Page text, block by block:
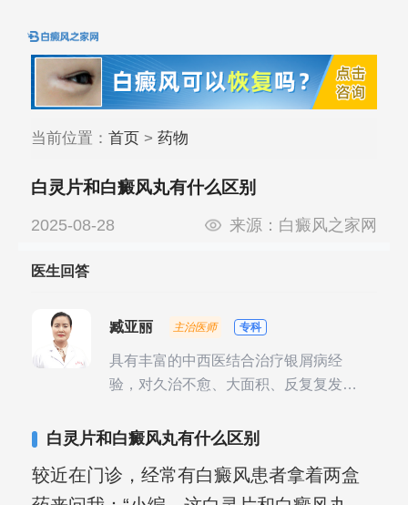
当前位置： 首页> 药物
白灵片和白癜风丸有什么区别
2025-08-28 来源： 白癜风之家网
医生回答
臧亚丽 主治医师 专科
具有丰富的中西医结合治疗银屑病经
验，对久治不愈、大面积、反复复发性
白灵片和白癜风丸有什么区别
较近在门诊，经常有白癜风患者拿着两盒